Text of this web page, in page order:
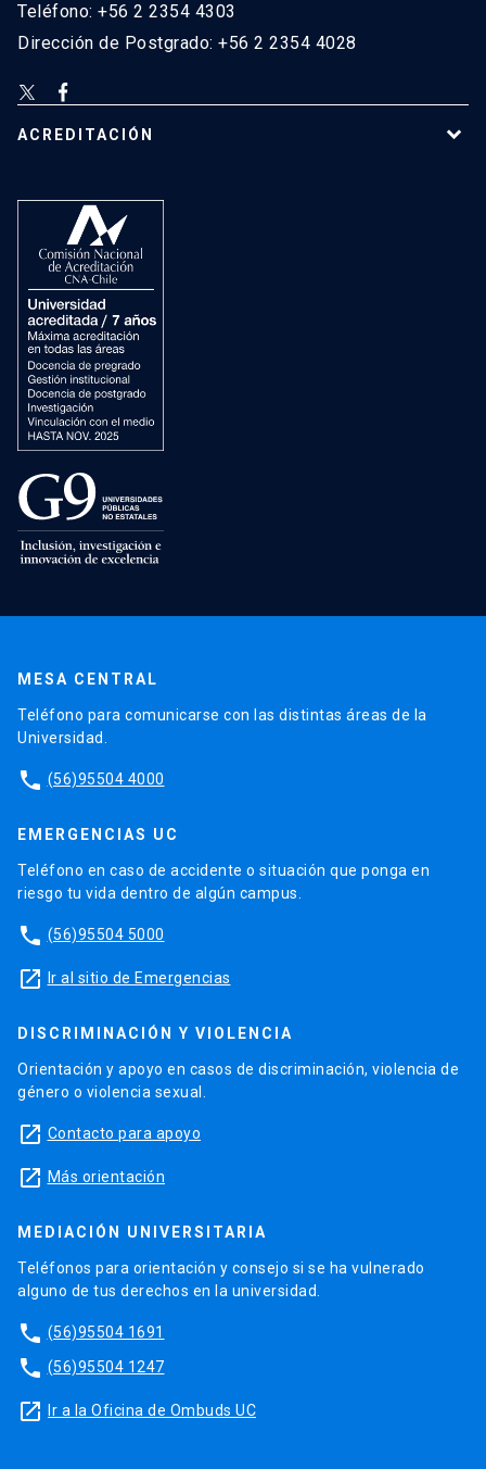
Teléfono: +56 2 2354 4303
Dirección de Postgrado: +56 2 2354 4028
ACREDITACIÓN
MESA CENTRAL
Teléfono para comunicarse con las distintas áreas de la
Universidad.
phone (56)95504 4000
EMERGENCIAS UC
Teléfono en caso de accidente o situación que ponga en
riesgo tu vida dentro de algún campus.
phone (56)95504 5000
launch Ir al sitio de Emergencias
DISCRIMINACIÓN Y VIOLENCIA
Orientación y apoyo en casos de discriminación, violencia de
género o violencia sexual.
launch Contacto para apoyo
launch Más orientación
MEDIACIÓN UNIVERSITARIA
Teléfonos para orientación y consejo si se ha vulnerado
alguno de tus derechos en la universidad.
phone (56)95504 1691
phone (56)95504 1247
launch Ir a la Oficina de Ombuds UC